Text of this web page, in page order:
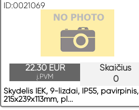
ID:0021069
Skaičius
0
22.30 EUR
į.PVM
Skydelis IEK, 9-lizdai, IP55, pavirрinis,
215x239x113mm, pl...